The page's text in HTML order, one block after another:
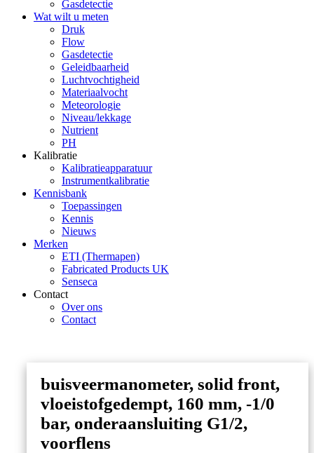
Gasdetectie
Wat wilt u meten
Druk
Flow
Gasdetectie
Geleidbaarheid
Luchtvochtigheid
Materiaalvocht
Meteorologie
Niveau/lekkage
Nutrient
PH
Kalibratie
Kalibratieapparatuur
Instrumentkalibratie
Kennisbank
Toepassingen
Kennis
Nieuws
Merken
ETI (Thermapen)
Fabricated Products UK
Senseca
Contact
Over ons
Contact
buisveermanometer, solid front,
vloeistofgedempt, 160 mm, -1/0
bar, onderaansluiting G1/2,
voorflens